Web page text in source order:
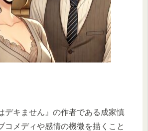
デキません』の作者である成家慎
コメディや感情の機微を描くこと